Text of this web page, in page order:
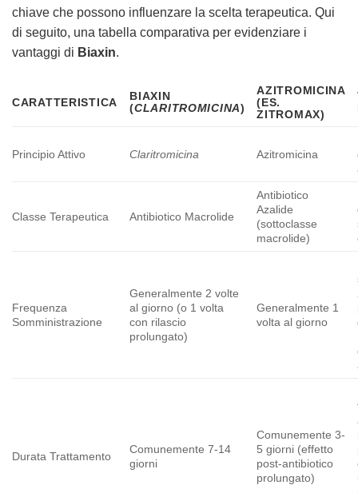
chiave che possono influenzare la scelta terapeutica. Qui
di seguito, una tabella comparativa per evidenziare i
vantaggi di Biaxin.
CARATTERISTICA
BIAXIN
(CLARITROMICINA)
AZITROMICINA
(ES.
ZITROMAX)
Principio Attivo Claritromicina Azitromicina
Classe Terapeutica Antibiotico Macrolide
Antibiotico
Azalide
(sottoclasse
macrolide)
Frequenza
Somministrazione
Generalmente 2 volte
al giorno (o 1 volta
con rilascio
prolungato)
Generalmente 1
volta al giorno
Durata Trattamento
Comunemente 7-14
giorni
Comunemente 3-
5 giorni (effetto
post-antibiotico
prolungato)